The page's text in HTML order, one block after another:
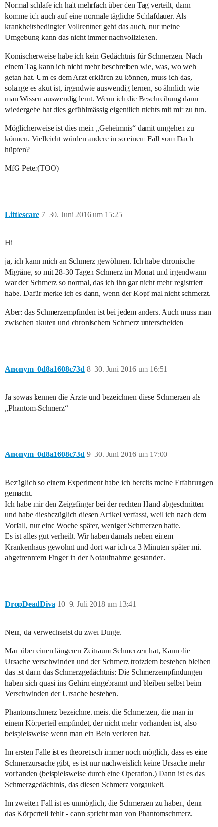
Normal schlafe ich halt mehrfach über den Tag verteilt, dann
komme ich auch auf eine normale tägliche Schlafdauer. Als
krankheitsbedingter Vollrentner geht das auch, nur meine
Umgebung kann das nicht immer nachvollziehen.
Komischerweise habe ich kein Gedächtnis für Schmerzen. Nach
einem Tag kann ich nicht mehr beschreiben wie, was, wo weh
getan hat. Um es dem Arzt erklären zu können, muss ich das,
solange es akut ist, irgendwie auswendig lernen, so ähnlich wie
man Wissen auswendig lernt. Wenn ich die Beschreibung dann
wiedergebe hat dies gefühlmässig eigentlich nichts mit mir zu tun.
Möglicherweise ist dies mein „Geheimnis“ damit umgehen zu
können. Vielleicht würden andere in so einem Fall vom Dach
hüpfen?
MfG Peter(TOO)
Littlescare 30. Juni 2016 um 15:25
7
Hi
ja, ich kann mich an Schmerz gewöhnen. Ich habe chronische
Migräne, so mit 28-30 Tagen Schmerz im Monat und irgendwann
war der Schmerz so normal, das ich ihn gar nicht mehr registriert
habe. Dafür merke ich es dann, wenn der Kopf mal nicht schmerzt.
Aber: das Schmerzempfinden ist bei jedem anders. Auch muss man
zwischen akuten und chronischem Schmerz unterscheiden
Anonym_0d8a1608c73d 30. Juni 2016 um 16:51
8
Ja sowas kennen die Ärzte und bezeichnen diese Schmerzen als
„Phantom-Schmerz“
Anonym_0d8a1608c73d 30. Juni 2016 um 17:00
9
Bezüglich so einem Experiment habe ich bereits meine Erfahrungen
gemacht.
Ich habe mir den Zeigefinger bei der rechten Hand abgeschnitten
und habe diesbezüglich diesen Artikel verfasst, weil ich nach dem
Vorfall, nur eine Woche später, weniger Schmerzen hatte.
Es ist alles gut verheilt. Wir haben damals neben einem
Krankenhaus gewohnt und dort war ich ca 3 Minuten später mit
abgetrenntem Finger in der Notaufnahme gestanden.
DropDeadDiva 9. Juli 2018 um 13:41
10
Nein, da verwechselst du zwei Dinge.
Man über einen längeren Zeitraum Schmerzen hat, Kann die
Ursache verschwinden und der Schmerz trotzdem bestehen bleiben
das ist dann das Schmerzgedächtnis: Die Schmerzempfindungen
haben sich quasi ins Gehirn eingebrannt und bleiben selbst beim
Verschwinden der Ursache bestehen.
Phantomschmerz bezeichnet meist die Schmerzen, die man in
einem Körperteil empfindet, der nicht mehr vorhanden ist, also
beispielsweise wenn man ein Bein verloren hat.
Im ersten Falle ist es theoretisch immer noch möglich, dass es eine
Schmerzursache gibt, es ist nur nachweislich keine Ursache mehr
vorhanden (beispielsweise durch eine Operation.) Dann ist es das
Schmerzgedächtnis, das diesen Schmerz vorgaukelt.
Im zweiten Fall ist es unmöglich, die Schmerzen zu haben, denn
das Körperteil fehlt - dann spricht man von Phantomschmerz.